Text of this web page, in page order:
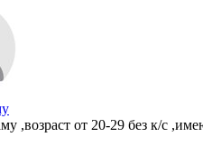
,возраст от 20-29 без к/с